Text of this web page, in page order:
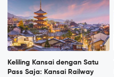
Keliling Kansai dengan Satu
Pass Saja: Kansai Railway